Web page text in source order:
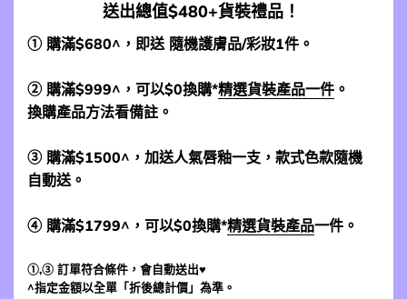
送出總值$480+貨裝禮品！
① 購滿$680^，即送 隨機護膚品/彩妝1件。
② 購滿$999^，可以$0換購*精選貨裝產品一件 。
換購產品方法看備註。
③ 購滿$1500^，加送人氣唇釉一支，款式色款隨機
自動送。
④ 購滿$1799^，可以$0換購*精選貨裝產品一件。
①,③ 訂單符合條件，會自動送出♥
^指定金額以全單「折後總計價」為準。